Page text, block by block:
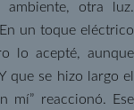
otra luz.
un toque eléctrico
lo acepté, aunque
que se hizo largo el
mí” reaccionó. Ese